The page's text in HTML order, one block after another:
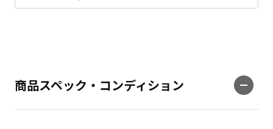
商品スペック・コンディション